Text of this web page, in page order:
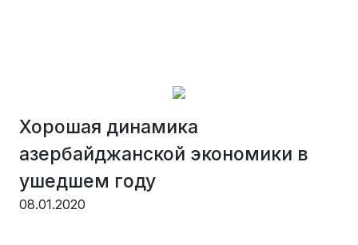
Хорошая динамика
азербайджанской экономики в
ушедшем году
08.01.2020